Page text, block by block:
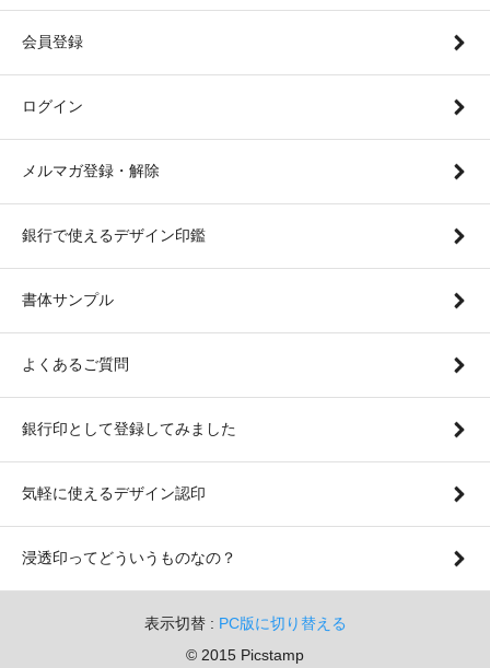
会員登録
ログイン
メルマガ登録・解除
銀行で使えるデザイン印鑑
書体サンプル
よくあるご質問
銀行印として登録してみました
気軽に使えるデザイン認印
浸透印ってどういうものなの？
表示切替 : PC版に切り替える
© 2015 Picstamp